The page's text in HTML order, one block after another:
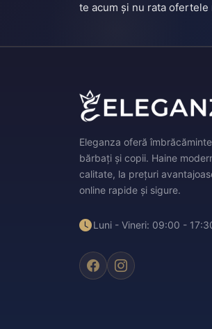
te acum și nu rata ofertele
Eleganza oferă
bărbați și copii. Haine
calitate, la prețuri
online rapide și sigure.
Luni - Vineri: 09:00 -